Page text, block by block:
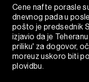
Cene nafte porasle
dnevnog pada u
pošto je predsednik
izjavio da je
priliku' za dogovor,
moreuz uskoro biti
plovidbu.